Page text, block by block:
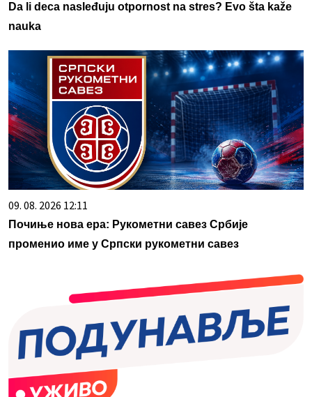
Da li deca nasleđuju otpornost na stres? Evo šta kaže
nauka
09. 08. 2026 12:11
Почиње нова ера: Рукометни савез Србије
променио име у Српски рукометни савез